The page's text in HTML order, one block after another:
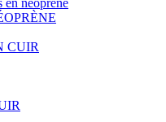
en néoprène
CUIR